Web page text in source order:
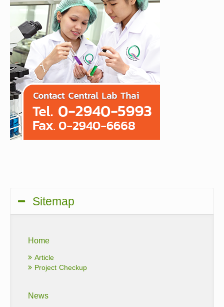
Sitemap
Home
Article
Project Checkup
News